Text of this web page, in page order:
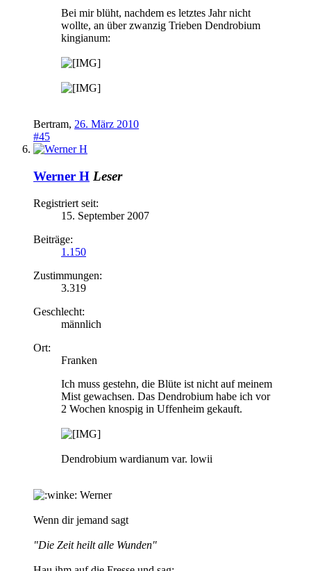
Bei mir blüht, nachdem es letztes Jahr nicht
wollte, an über zwanzig Trieben Dendrobium
kingianum:
Bertram, 26. März 2010
#45
Werner H Leser
Registriert seit:
15. September 2007
Beiträge:
1.150
Zustimmungen:
3.319
Geschlecht:
männlich
Ort:
Franken
Ich muss gestehn, die Blüte ist nicht auf meinem
Mist gewachsen. Das Dendrobium habe ich vor
2 Wochen knospig in Uffenheim gekauft.
Dendrobium wardianum var. lowii
Werner
Wenn dir jemand sagt
"Die Zeit heilt alle Wunden"